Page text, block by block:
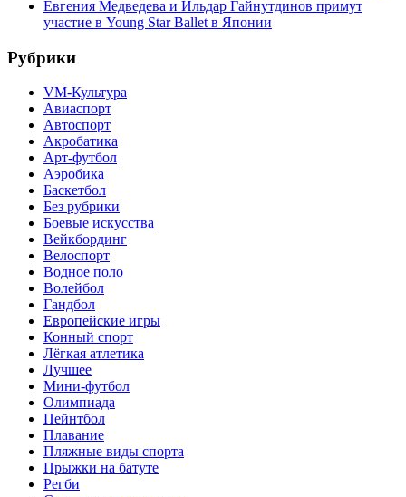
Евгения Медведева и Ильдар Гайнутдинов примут
участие в Young Star Ballet в Японии
Рубрики
VM-Культура
Авиаспорт
Автоспорт
Акробатика
Арт-футбол
Аэробика
Баскетбол
Без рубрики
Боевые искусства
Вейкбординг
Велоспорт
Водное поло
Волейбол
Гандбол
Европейские игры
Конный спорт
Лёгкая атлетика
Лучшее
Мини-футбол
Олимпиада
Пейнтбол
Плавание
Пляжные виды спорта
Прыжки на батуте
Регби